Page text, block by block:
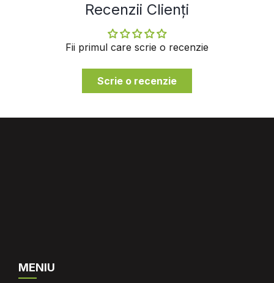
Recenzii Clienți
Fii primul care scrie o recenzie
Scrie o recenzie
MENIU